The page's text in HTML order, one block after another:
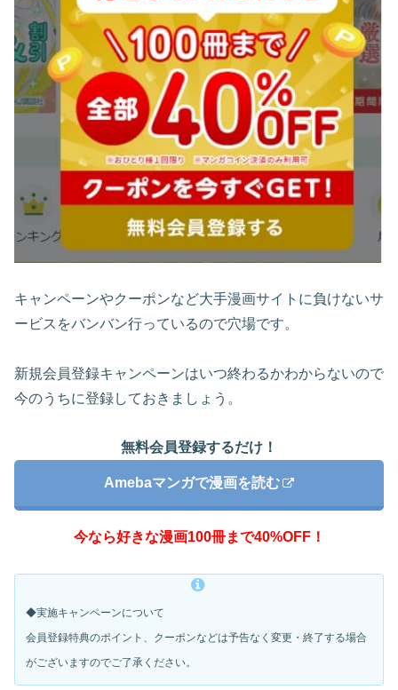
キャンペーンやクーポンなど大手漫画サイトに負けないサ
ービスをバンバン行っているので穴場です。
新規会員登録キャンペーンはいつ終わるかわからないので
今のうちに登録しておきましょう。
無料会員登録するだけ！
Amebaマンガで漫画を読む
今なら好きな漫画100冊まで40%OFF！
◆実施キャンペーンについて
会員登録特典のポイント、クーポンなどは予告なく変更・ 終了する場合
がございますのでご了承ください。